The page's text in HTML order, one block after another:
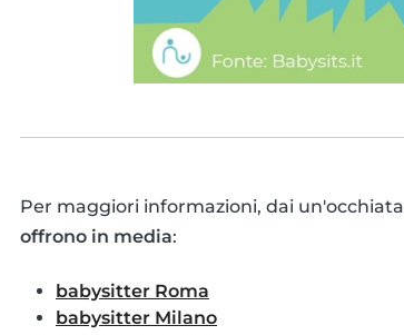
Per maggiori informazioni, dai un'occhiata
offrono in media:
babysitter Roma
babysitter Milano